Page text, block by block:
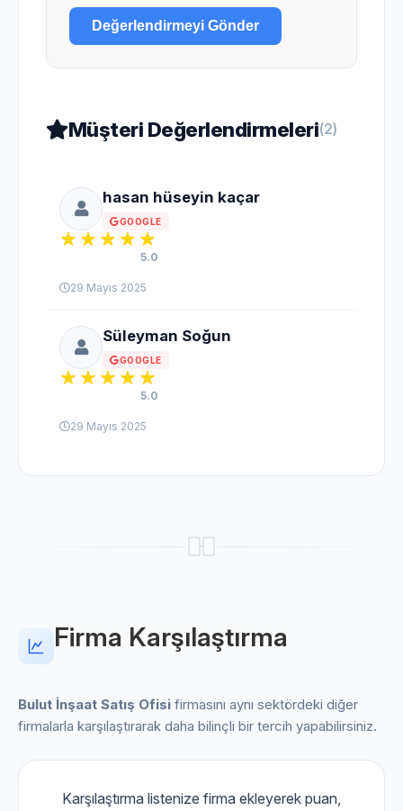
Değerlendirmeyi Gönder
Müşteri Değerlendirmeleri(2)
hasan hüseyin kaçar
GOOGLE
5.0
29 Mayıs 2025
Süleyman Soğun
GOOGLE
5.0
29 Mayıs 2025
Firma Karşılaştırma
Bulut İnşaat Satış Ofisi firmasını aynı sektördeki diğer
firmalarla karşılaştırarak daha bilinçli bir tercih yapabilirsiniz.
Karşılaştırma listenize firma ekleyerek puan,